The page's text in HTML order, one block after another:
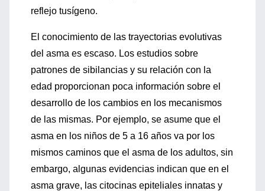
reflejo tusígeno.
El conocimiento de las trayectorias evolutivas
del asma es escaso. Los estudios sobre
patrones de sibilancias y su relación con la
edad proporcionan poca información sobre el
desarrollo de los cambios en los mecanismos
de las mismas. Por ejemplo, se asume que el
asma en los niños de 5 a 16 años va por los
mismos caminos que el asma de los adultos, sin
embargo, algunas evidencias indican que en el
asma grave, las citocinas epiteliales innatas y